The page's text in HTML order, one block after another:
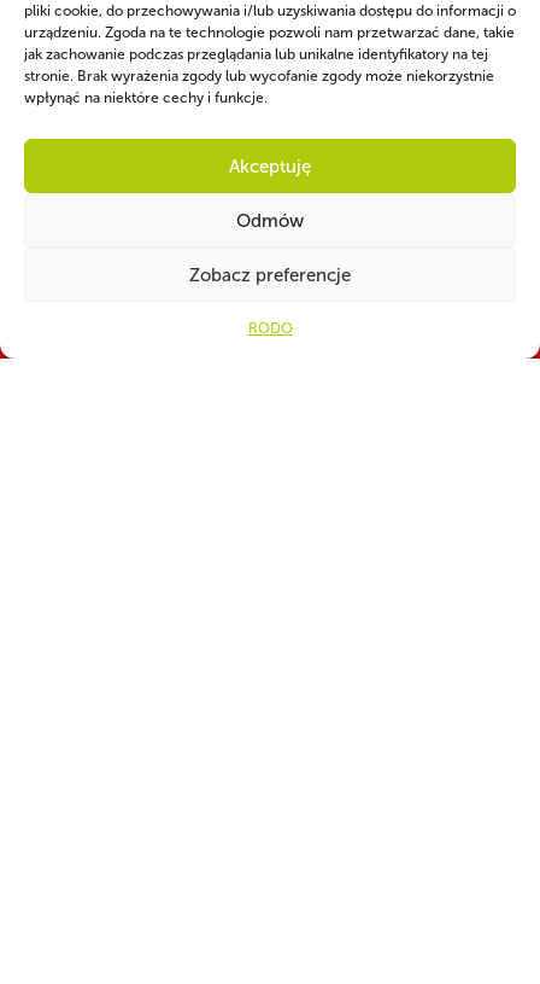
pliki cookie, do przechowywania i/lub uzyskiwania dostępu do informacji o
urządzeniu. Zgoda na te technologie pozwoli nam przetwarzać dane, takie
jak zachowanie podczas przeglądania lub unikalne identyfikatory na tej
stronie. Brak wyrażenia zgody lub wycofanie zgody może niekorzystnie
wpłynąć na niektóre cechy i funkcje.
Akceptuję
Odmów
Zobacz preferencje
RODO